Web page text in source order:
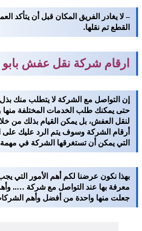
– لا يغادر الفريق المكان قبل أن يتأكد
القطع تم نقلها.
ارقام شركة نقل عفش
إن التواصل مع الشركة لا يتطلب منك بذل
حتى يمكنك طلب الخدمات المختلفة منها
لنقل العفش، بل يمكن القيام بذلك من
أرقام الشركة وسوف يتم الرد عليك على
التي يمكن أن تستغرقها الشركة في
بهذا نكون عرضنا لكم أهم الأمور التي
معرفة بها عند التواصل مع شركة …..
جعلت منها واحدة من أفضل وأهم